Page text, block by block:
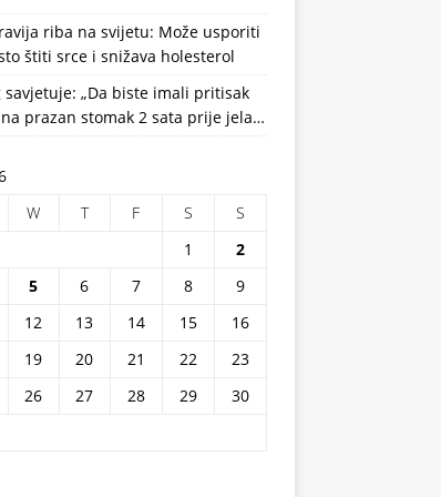
riba na svijetu: Može usporiti
štiti srce i snižava holesterol
„Da biste imali pritisak
prazan stomak 2 sata prije jela…
W T F S
S
1
2
5 6 7 8
9
12 13 14 15
16
19 20 21 22
23
26 27 28 29
30